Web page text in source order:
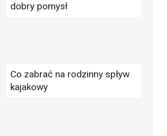
dobry pomysł
Co zabrać na rodzinny spływ
kajakowy